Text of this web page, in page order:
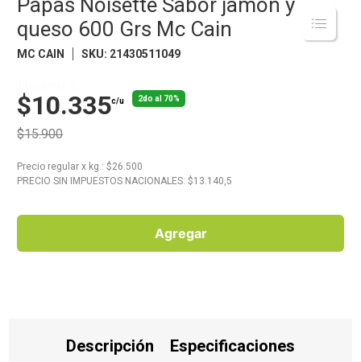
queso 600 Grs Mc Cain
MC CAIN SKU: 21430511049
$10.335c/u 2do al 70%
$15.900
Precio regular x kg. : $26.500
PRECIO SIN IMPUESTOS NACIONALES: $13.140,5
Agregar
Descripción Especificaciones
Juguetes
Yerba
Carne
. Aceite